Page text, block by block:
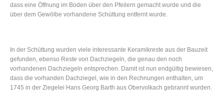
dass eine Öffnung im Boden über den Pfeilern gemacht wurde und die
über dem Gewölbe vorhandene Schüttung entfernt wurde.
In der Schüttung wurden viele interessante Keramikreste aus der Bauzeit
gefunden, ebenso Reste von Dachziegeln, die genau den noch
vorhandenen Dachziegeln entsprechen. Damit ist nun endgültig bewiesen,
dass die vorhanden Dachziegel, wie in den Rechnungen enthalten, um
1745 in der Ziegelei Hans Georg Barth aus Obervolkach gebrannt wurden.